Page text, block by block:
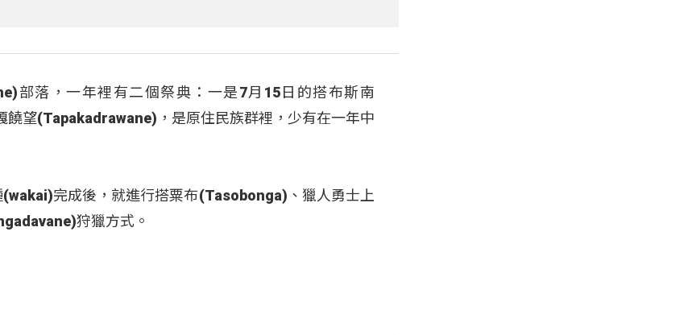
部落，一年裡有二個祭典：一是7月15日的搭布斯南
望(Tapakadrawane)，是原住民族群裡，少有在一年中
完成後，就進行搭粟布(Tasobonga)、獵人勇士上
狩獵方式。